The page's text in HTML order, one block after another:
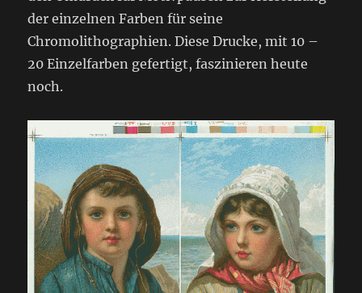
der einzelnen Farben für seine
Chromolithographien. Diese Drucke, mit 10 –
20 Einzelfarben gefertigt, faszinieren heute
noch.